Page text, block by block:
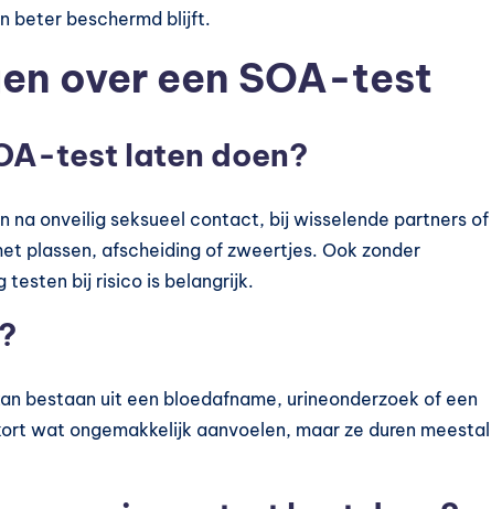
beter beschermd blijft.
over een SOA-test
test laten doen?
na onveilig seksueel contact, bij wisselende partners of
plassen, afscheiding of zweertjes. Ook zonder
testen bij risico is belangrijk.
bestaan uit een bloedafname, urineonderzoek of een
wat ongemakkelijk aanvoelen, maar ze duren meestal